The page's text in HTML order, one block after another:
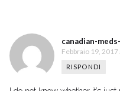
canadian-
Febbraio 19, 2017
RISPONDI